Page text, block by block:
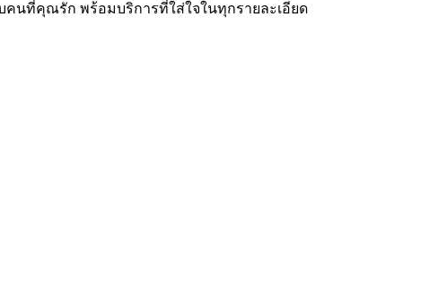
คนที่คุณรัก พร้อมบริการที่ใส่ใจในทุกรายละเอียด